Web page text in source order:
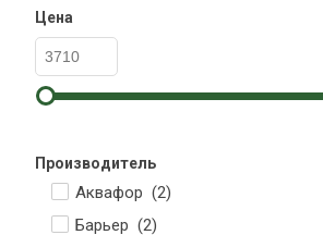
Цена
Производитель
Аквафор (2)
Барьер (2)